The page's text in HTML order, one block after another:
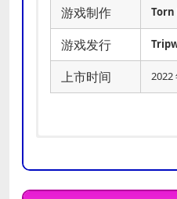
游戏制作
游戏发行
上市时间 2022